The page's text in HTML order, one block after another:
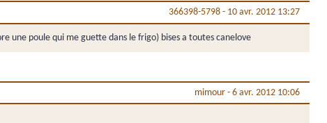
366398-5798 - 10 avr. 2012 13:27
une poule qui me guette dans le frigo) bises a toutes canelove
mimour - 6 avr. 2012 10:06